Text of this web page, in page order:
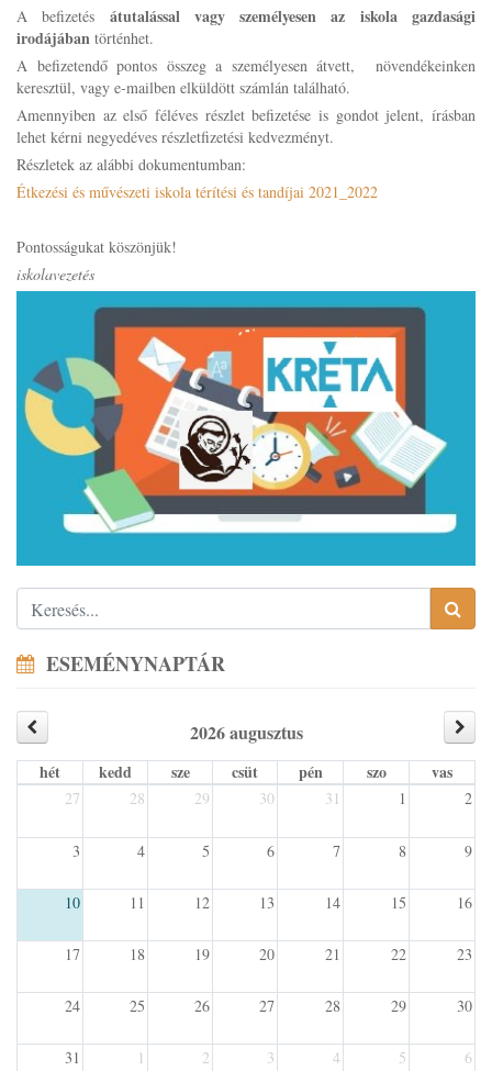
A befizetés átutalással vagy személyesen az iskola gazdasági
irodájában történhet.
A befizetendő pontos összeg a személyesen átvett, növendékeinken
keresztül, vagy e-mailben elküldött számlán található.
Amennyiben az első féléves részlet befizetése is gondot jelent, írásban
lehet kérni negyedéves részletfizetési kedvezményt.
Részletek az alábbi dokumentumban:
Étkezési és művészeti iskola térítési és tandíjai 2021_2022
Pontosságukat köszönjük!
iskolavezetés
ESEMÉNYNAPTÁR
2026 augusztus
hét kedd sze csüt pén szo vas
27 28 29 30 31 1 2
3 4 5 6 7 8 9
10 11 12 13 14 15 16
17 18 19 20 21 22 23
24 25 26 27 28 29 30
31 1 2 3 4 5 6